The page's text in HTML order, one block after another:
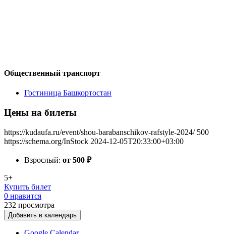
Общественный транспорт
Гостиница Башкортостан
Цены на билеты
https://kudaufa.ru/event/shou-barabanschikov-rafstyle-2024/ 500
https://schema.org/InStock 2024-12-05T20:33:00+03:00
Взрослый: от 500 ₽
5+
Купить билет
0 нравится
232 просмотра
Добавить в календарь